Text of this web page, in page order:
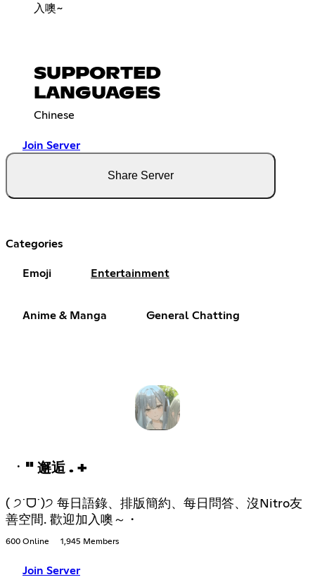
入噢~
SUPPORTED
LANGUAGES
Chinese
Join Server
Share Server
Categories
Emoji Entertainment
Anime & Manga General Chatting
ㆍ" 邂逅 . +
( ੭˙ᗜ˙)੭ 每日語錄、排版簡約、每日問答、沒Nitro友
善空間. 歡迎加入噢～・
600 Online 1,945 Members
Join Server